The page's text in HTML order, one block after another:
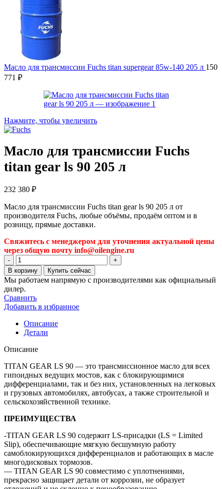
Масло для трансмиссии Fuchs titan supergear 85w-140 205 л 150
771 ₽
Нажмите, чтобы увеличить
Масло для трансмиссии Fuchs
titan gear ls 90 205 л
232 380 ₽
Масло для трансмиссии Fuchs titan gear ls 90 205 л от
производителя Fuchs, любые объёмы, продаём оптом и в
розницу, прямые доставки.
Свяжитесь с менеджером для уточнения актуальной цены
через общую почту info@oilengine.ru
Количество
товара
Масло
для
трансмиссии
Fuchs
titan
gear
ls
205
В корзину Купить сейчас
Мы работаем напрямую с производителями как официальный
дилер.
Сравнить
Добавить в избранное
Описание
Детали
Описание
TITAN GEAR LS 90 — это трансмиссионное масло для всех
гипоидных ведущих мостов, как с блокирующимися
дифференциалами, так и без них, установленных на легковых
и грузовых автомобилях, автобусах, а также строительной и
сельскохозяйственной технике.
ПРЕИМУЩЕСТВА
-TITAN GEAR LS 90 содержит LS-присадки (LS = Limited
Slip), обеспечивающие мягкую бесшумную работу
самоблокирующихся дифференциалов и работающих в масле
многодисковых тормозов.
— TITAN GEAR LS 90 совместимо с уплотнениями,
прекрасно защищает детали от коррозии, не образует